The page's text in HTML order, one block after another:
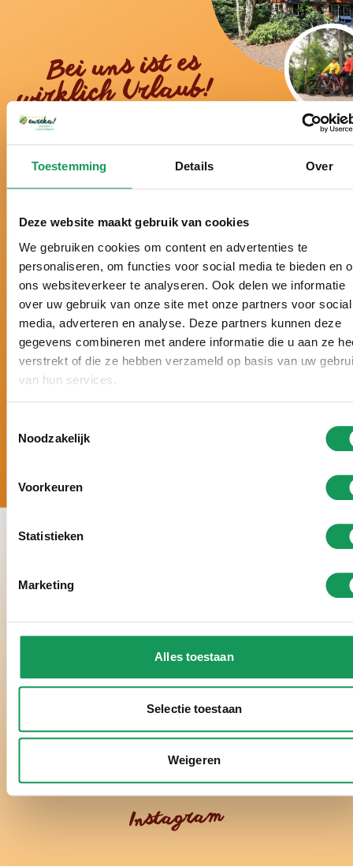
Toestemming Details Over
Deze website maakt gebruik van cookies
We gebruiken cookies om content en advertenties te
personaliseren, om functies voor social media te bieden en
ons websiteverkeer te analyseren. Ook delen we informatie
over uw gebruik van onze site met onze partners voor social
media, adverteren en analyse. Deze partners kunnen deze
gegevens combineren met andere informatie die u aan ze
verstrekt of die ze hebben verzameld op basis van uw
van hun services.
Noodzakelijk
Voorkeuren
Statistieken
Marketing
Alles toestaan
Selectie toestaan
Weigeren
Bei uns ist es
wirklich Urlaub!
in der Twenter Natur.
Seit vielen Jahren zum besten Ferienpark der
Schon sechsmal hintereinander mit einem Zoover
Award gekrönt und mit 9,8 von 10 Punkten
bewertet.
Urlaub nach Maß, mitpersönlicher
Aufmerksamkeit und ganz auf Ihre Wünsche
abgestimmt.
5-Sterne-Luxus. Große Häuser, moderne
Einrichtung und zahlreiche Wellness-
Instagram